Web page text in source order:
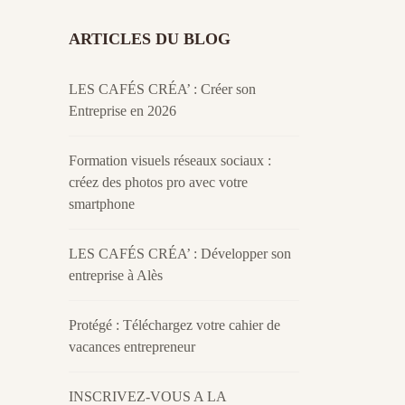
ARTICLES DU BLOG
LES CAFÉS CRÉA’ : Créer son
Entreprise en 2026
Formation visuels réseaux sociaux :
créez des photos pro avec votre
smartphone
LES CAFÉS CRÉA’ : Développer son
entreprise à Alès
Protégé : Téléchargez votre cahier de
vacances entrepreneur
INSCRIVEZ-VOUS A LA